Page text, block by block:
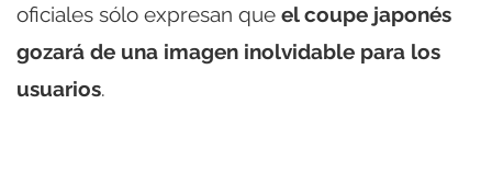
oficiales sólo expresan que el coupe japonés
gozará de una imagen inolvidable para los
usuarios.